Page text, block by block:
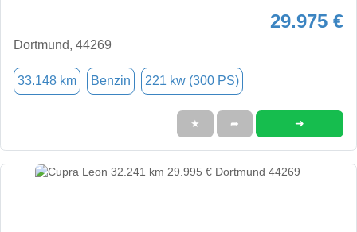
29.975 €
Dortmund, 44269
33.148 km Benzin 221 kw (300 PS)
★ ➦ ➜